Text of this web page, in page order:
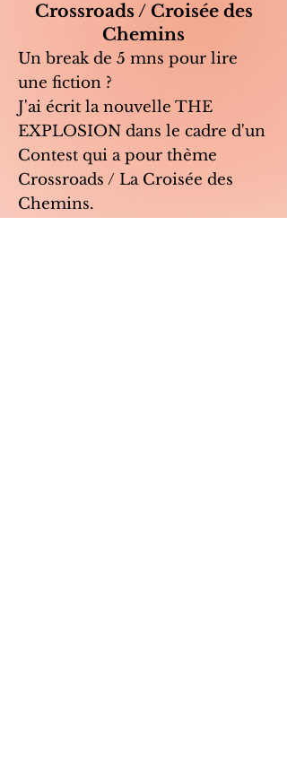
Crossroads / Croisée des
Chemins
Un break de 5 mns pour lire
une fiction ?
J'ai écrit la nouvelle THE
EXPLOSION dans le cadre d'un
Contest qui a pour thème
Crossroads / La Croisée des
Chemins.